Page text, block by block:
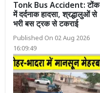
Tonk Bus Accident: टोंक
में दर्दनाक हादसा, श्रद्धालुओं से
भरी बस ट्रक से टकराई
Published On 02 Aug 2026
16:09:49